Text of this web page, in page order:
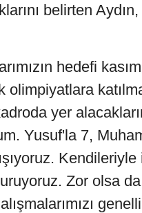
belirten Aydın,
hedefi
olimpiyatlara
yer
Yusuf'la 7,
Zor olsa